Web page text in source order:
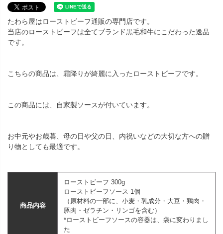
たわら屋はローストビーフ通販の専門店です。
当店のローストビーフは全てブランド黒毛和牛にこだわった逸品
です。
こちらの商品は、霜降りが綺麗に入ったローストビーフです。
この商品には、自家製ソースが付いています。
お中元やお歳暮、母の日や父の日、内祝いなどの大切な方への贈
り物としても最適です。
商品内容
ローストビーフ 300g
ローストビーフソース 1個
（原材料の一部に、小麦・乳成分・大豆・鶏肉・
豚肉・ゼラチン・リンゴを含む）
*ローストビーフソースの容器は、袋に変わりまし
た